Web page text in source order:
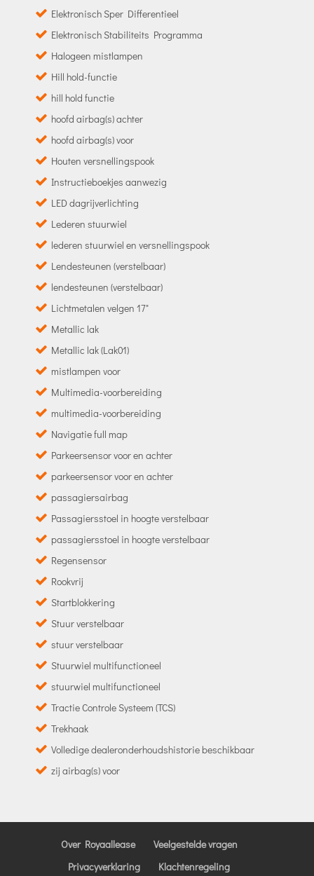
Elektronisch Sper Differentieel
Elektronisch Stabiliteits Programma
Halogeen mistlampen
Hill hold-functie
hill hold functie
hoofd airbag(s) achter
hoofd airbag(s) voor
Houten versnellingspook
Instructieboekjes aanwezig
LED dagrijverlichting
Lederen stuurwiel
lederen stuurwiel en versnellingspook
Lendesteunen (verstelbaar)
lendesteunen (verstelbaar)
Lichtmetalen velgen 17"
Metallic lak
Metallic lak (Lak01)
mistlampen voor
Multimedia-voorbereiding
multimedia-voorbereiding
Navigatie full map
Parkeersensor voor en achter
parkeersensor voor en achter
passagiersairbag
Passagiersstoel in hoogte verstelbaar
passagiersstoel in hoogte verstelbaar
Regensensor
Rookvrij
Startblokkering
Stuur verstelbaar
stuur verstelbaar
Stuurwiel multifunctioneel
stuurwiel multifunctioneel
Tractie Controle Systeem (TCS)
Trekhaak
Volledige dealeronderhoudshistorie beschikbaar
zij airbag(s) voor
Over Royaallease
Veelgestelde vragen
Privacyverklaring
Klachtenregeling